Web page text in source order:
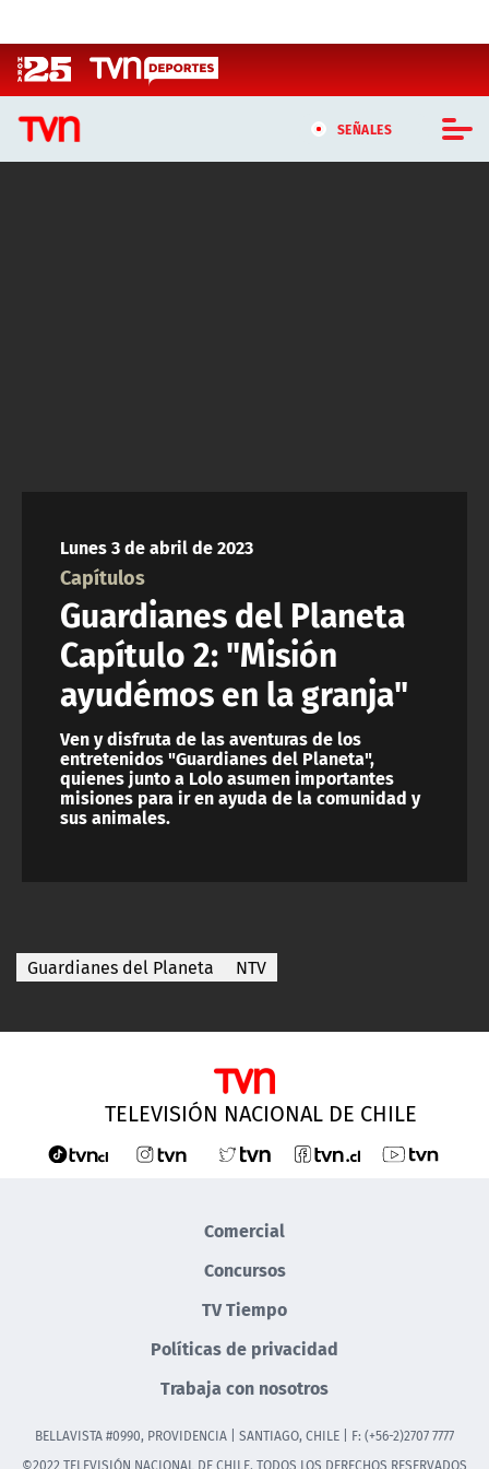
SEÑALES
ACTUALIDAD Y TENDENCIAS
CORPORATIVO Y TRANSPARENCIA
CANAL DE DENUNCIAS
ÁREA DE PROYECTOS
Lunes 3 de abril de 2023
Capítulos
Guardianes del Planeta
Capítulo 2: "Misión
ayudémos en la granja"
Ven y disfruta de las aventuras de los
entretenidos "Guardianes del Planeta",
quienes junto a Lolo asumen importantes
misiones para ir en ayuda de la comunidad y
sus animales.
Guardianes del Planeta NTV
TELEVISIÓN NACIONAL DE CHILE
Comercial
Concursos
TV Tiempo
Políticas de privacidad
Trabaja con nosotros
BELLAVISTA #0990, PROVIDENCIA | SANTIAGO, CHILE | F: (+56-2)2707 7777
©2022 TELEVISIÓN NACIONAL DE CHILE. TODOS LOS DERECHOS RESERVADOS